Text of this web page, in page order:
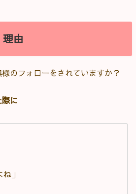
理由
のフォローをされていますか？
に
」